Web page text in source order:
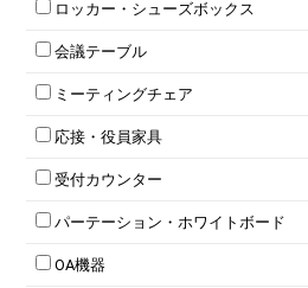
ローキャビネット
両開きキャビネット
上下連結キャビネット
軽量ラック（スチールラック）
収納家具その他
両開書庫
ラテラル書庫
ロッカー・シューズボックス
1人用ロッカー
2人用ロッカー
3人用ロッカー
5人用ロッカー
8人用ロッカー
多人数ロッカー
ダイヤル錠ロッカー
会議テーブル
ミーティングテーブル
スタッキングテーブル
ネスティングテーブル
カウンターテーブル
T字脚テーブル
会議テーブルW1200～
ミーティングチェア
キャスター付きミーティングチェア
スタッキングミーティングチェア
テーブル付きミーティングチェア
折りたたみミーティングチェア
ハイチェア
応接・役員家具
応接セット
応接ソファ
応接チェア
応接・役員家具その他
受付カウンター
ハイカウンター
ローカウンター
ラウンジカウンター
パーテーション・ホワイトボード
パーテーション
自立タイプパーテーション
OA機器